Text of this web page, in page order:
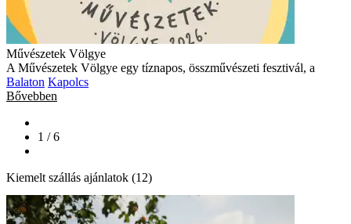
Művészetek Völgye
A Művészetek Völgye egy tíznapos, összművészeti fesztivál, a
Balaton Kapolcs
Bővebben
1 / 6
Kiemelt szállás ajánlatok (12)